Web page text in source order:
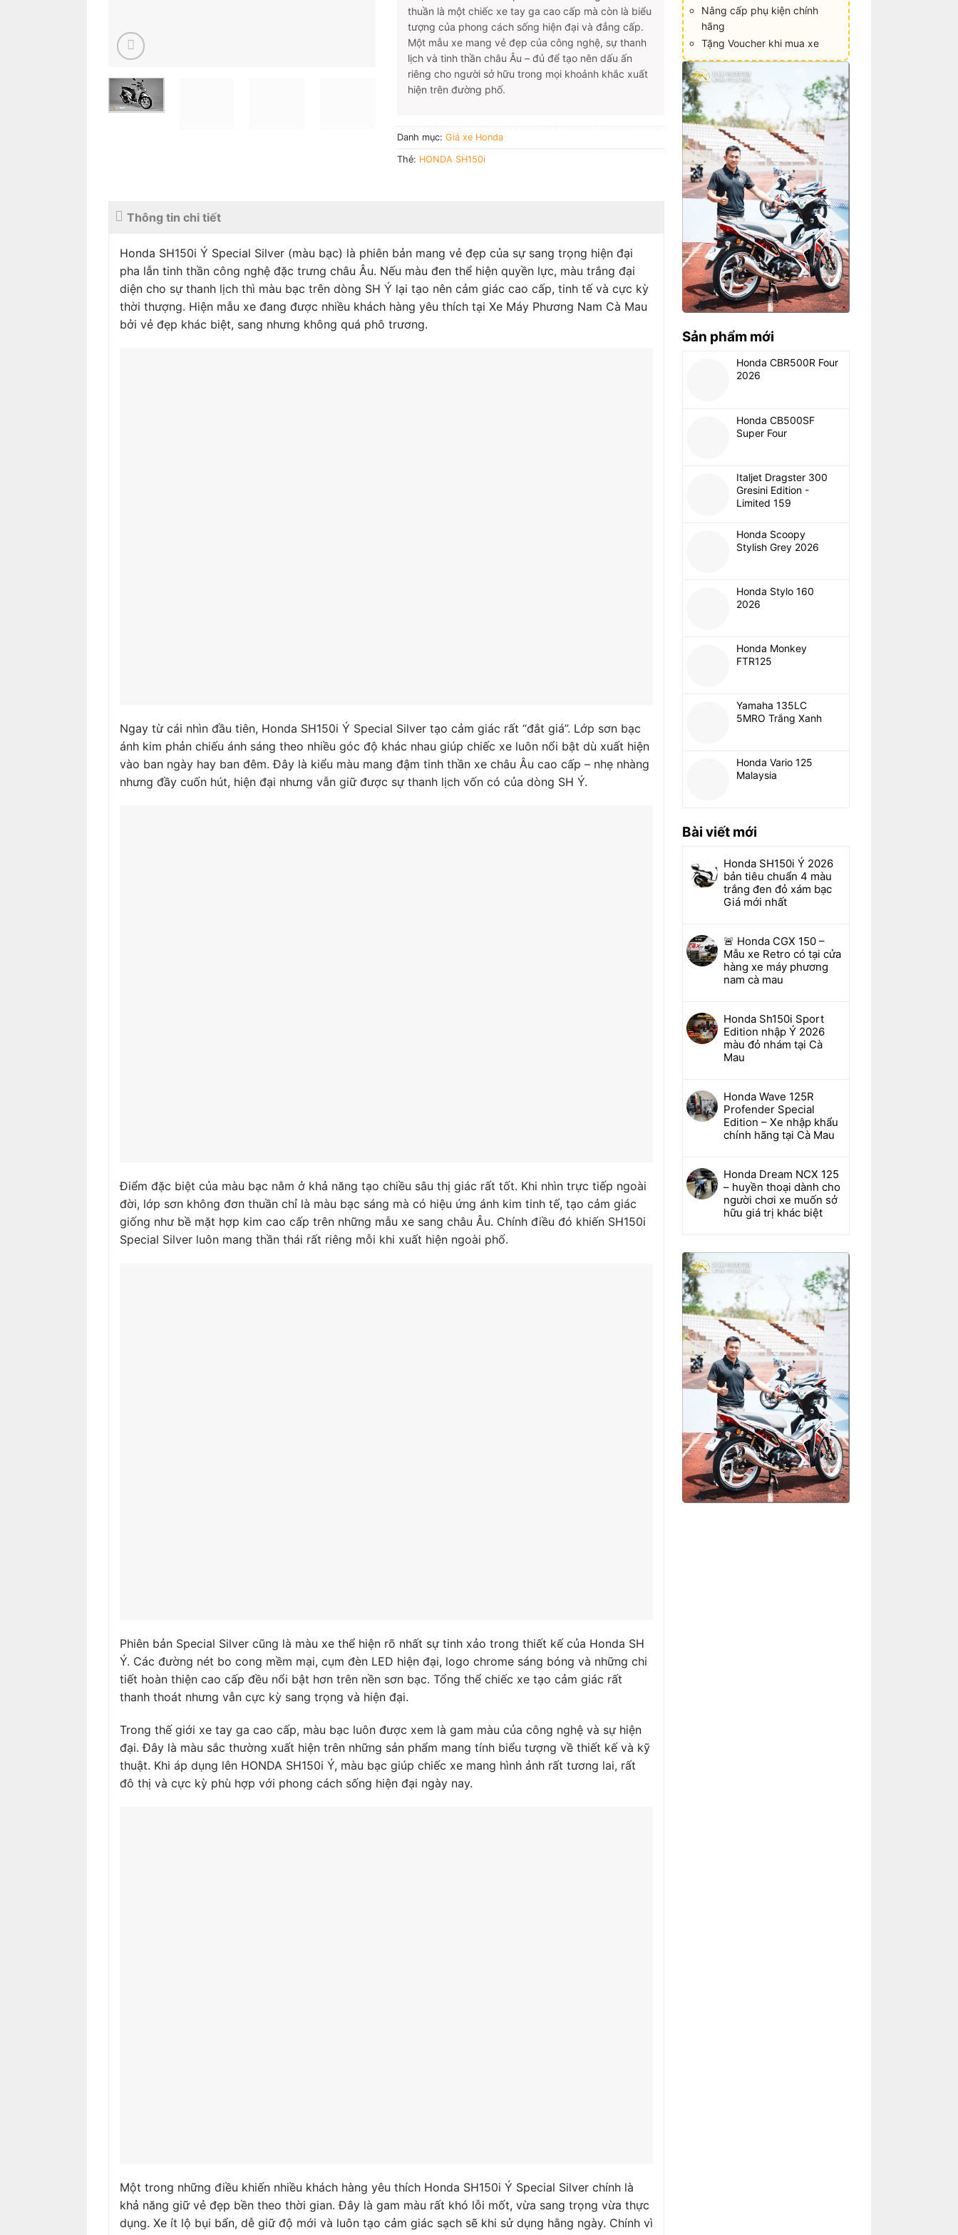
Nâng cấp phụ kiện chính
hãng
Tặng Voucher khi mua xe
Sản phẩm mới
Honda CBR500R Four
2026
Honda CB500SF
Super Four
Italjet Dragster 300
Gresini Edition -
Limited 159
Honda Scoopy
Stylish Grey 2026
Honda Stylo 160
2026
Honda Monkey
FTR125
Yamaha 135LC
5MRO Trắng Xanh
Honda Vario 125
Malaysia
Bài viết mới
Honda SH150i Ý 2026
bản tiêu chuẩn 4 màu
trắng đen đỏ xám bạc
Giá mới nhất
🚨 Honda CGX 150 –
Mẫu xe Retro có tại cửa
hàng xe máy phương
nam cà mau
Honda Sh150i Sport
Edition nhập Ý 2026
màu đỏ nhám tại Cà
Mau
Honda Wave 125R
Profender Special
Edition – Xe nhập khẩu
chính hãng tại Cà Mau
Honda Dream NCX 125
– huyền thoại dành cho
người chơi xe muốn sở
hữu giá trị khác biệt
thuần là một chiếc xe tay ga cao cấp mà còn là biểu
tượng của phong cách sống hiện đại và đẳng cấp.
Một mẫu xe mang vẻ đẹp của công nghệ, sự thanh
lịch và tinh thần châu Âu – đủ để tạo nên dấu ấn
riêng cho người sở hữu trong mọi khoảnh khắc xuất
hiện trên đường phố.
Danh mục: Giá xe Honda
Thẻ: HONDA SH150i
Thông tin chi tiết
Honda SH150i Ý Special Silver (màu bạc) là phiên bản mang vẻ đẹp của sự sang trọng hiện đại
pha lẫn tinh thần công nghệ đặc trưng châu Âu. Nếu màu đen thể hiện quyền lực, màu trắng đại
diện cho sự thanh lịch thì màu bạc trên dòng SH Ý lại tạo nên cảm giác cao cấp, tinh tế và cực kỳ
thời thượng. Hiện mẫu xe đang được nhiều khách hàng yêu thích tại Xe Máy Phương Nam Cà Mau
bởi vẻ đẹp khác biệt, sang nhưng không quá phô trương.
Ngay từ cái nhìn đầu tiên, Honda SH150i Ý Special Silver tạo cảm giác rất “đắt giá”. Lớp sơn bạc
ánh kim phản chiếu ánh sáng theo nhiều góc độ khác nhau giúp chiếc xe luôn nổi bật dù xuất hiện
vào ban ngày hay ban đêm. Đây là kiểu màu mang đậm tinh thần xe châu Âu cao cấp – nhẹ nhàng
nhưng đầy cuốn hút, hiện đại nhưng vẫn giữ được sự thanh lịch vốn có của dòng SH Ý.
Điểm đặc biệt của màu bạc nằm ở khả năng tạo chiều sâu thị giác rất tốt. Khi nhìn trực tiếp ngoài
đời, lớp sơn không đơn thuần chỉ là màu bạc sáng mà có hiệu ứng ánh kim tinh tế, tạo cảm giác
giống như bề mặt hợp kim cao cấp trên những mẫu xe sang châu Âu. Chính điều đó khiến SH150i
Special Silver luôn mang thần thái rất riêng mỗi khi xuất hiện ngoài phố.
Phiên bản Special Silver cũng là màu xe thể hiện rõ nhất sự tinh xảo trong thiết kế của Honda SH
Ý. Các đường nét bo cong mềm mại, cụm đèn LED hiện đại, logo chrome sáng bóng và những chi
tiết hoàn thiện cao cấp đều nổi bật hơn trên nền sơn bạc. Tổng thể chiếc xe tạo cảm giác rất
thanh thoát nhưng vẫn cực kỳ sang trọng và hiện đại.
Trong thế giới xe tay ga cao cấp, màu bạc luôn được xem là gam màu của công nghệ và sự hiện
đại. Đây là màu sắc thường xuất hiện trên những sản phẩm mang tính biểu tượng về thiết kế và kỹ
thuật. Khi áp dụng lên HONDA SH150i Ý, màu bạc giúp chiếc xe mang hình ảnh rất tương lai, rất
đô thị và cực kỳ phù hợp với phong cách sống hiện đại ngày nay.
Một trong những điều khiến nhiều khách hàng yêu thích Honda SH150i Ý Special Silver chính là
khả năng giữ vẻ đẹp bền theo thời gian. Đây là gam màu rất khó lỗi mốt, vừa sang trọng vừa thực
dụng. Xe ít lộ bụi bẩn, dễ giữ độ mới và luôn tạo cảm giác sạch sẽ khi sử dụng hằng ngày. Chính vì